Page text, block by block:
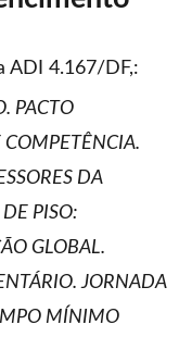
ADI 4.167/DF,:
PACTO
COMPETÊNCIA.
DA
PISO:
GLOBAL.
JORNADA
MÍNIMO